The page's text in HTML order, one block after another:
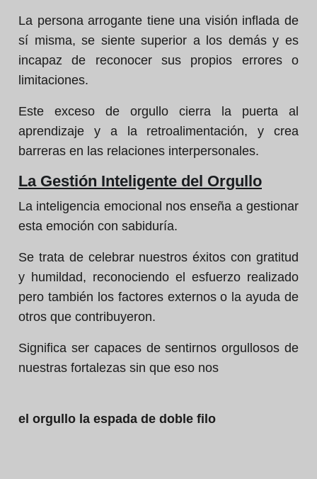
La persona arrogante tiene una visión inflada de
sí misma, se siente superior a los demás y es
incapaz de reconocer sus propios errores o
limitaciones.
Este exceso de orgullo cierra la puerta al
aprendizaje y a la retroalimentación, y crea
barreras en las relaciones interpersonales.
La Gestión Inteligente del Orgullo
La inteligencia emocional nos enseña a gestionar
esta emoción con sabiduría.
Se trata de celebrar nuestros éxitos con gratitud
y humildad, reconociendo el esfuerzo realizado
pero también los factores externos o la ayuda de
otros que contribuyeron.
Significa ser capaces de sentirnos orgullosos de
nuestras fortalezas sin que eso nos
el orgullo la espada de doble filo